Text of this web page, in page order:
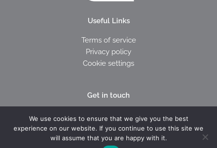
Useful Links
Terms of service
Privacy policy
Cookie settings
Get in touch
I
c
o
E
n
v
We use cookies to ensure that we give you the best
experience on our website. If you continue to use this site we
will assume that you are happy with it.